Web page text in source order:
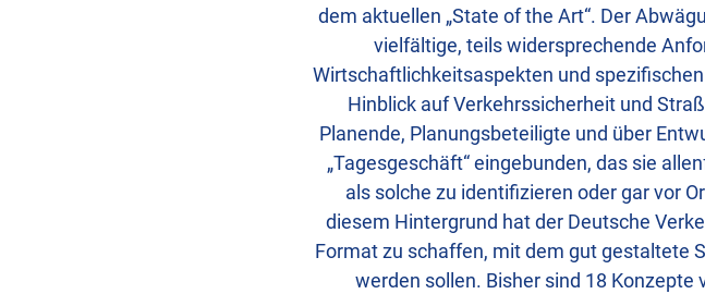
dem aktuellen „State of the Art“. Der
vielfältige, teils widersprechende
Wirtschaftlichkeitsaspekten und
Hinblick auf Verkehrssicherheit und
Planende, Planungsbeteiligte und über
„Tagesgeschäft“ eingebunden, das sie
als solche zu identifizieren oder gar vor
diesem Hintergrund hat der Deutsche
Format zu schaffen, mit dem gut gestaltete
werden sollen. Bisher sind 18